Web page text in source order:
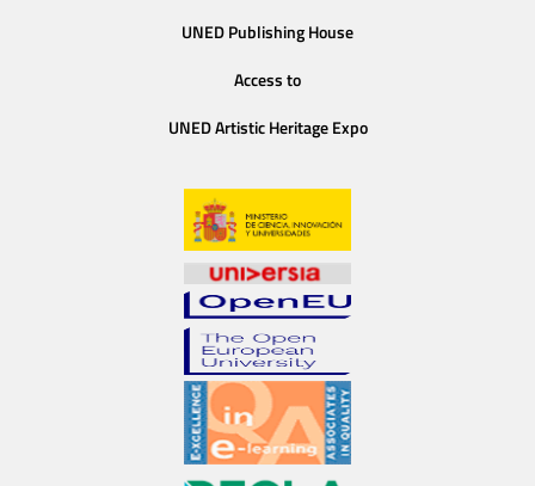
UNED Publishing House
Access to
UNED Artistic Heritage Expo